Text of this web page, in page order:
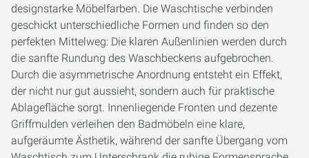
designstarke Möbelfarben. Die Waschtische verbinden
geschickt unterschiedliche Formen und finden so den
perfekten Mittelweg: Die klaren Außenlinien werden durch
die sanfte Rundung des Waschbeckens aufgebrochen.
Durch die asymmetrische Anordnung entsteht ein Effekt,
der nicht nur gut aussieht, sondern auch für praktische
Ablagefläche sorgt. Innenliegende Fronten und dezente
Griffmulden verleihen den Badmöbeln eine klare,
aufgeräumte Ästhetik, während der sanfte Übergang vom